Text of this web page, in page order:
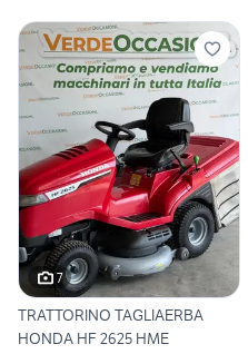
7
TRATTORINO TAGLIAERBA
HONDA HF 2625 HME